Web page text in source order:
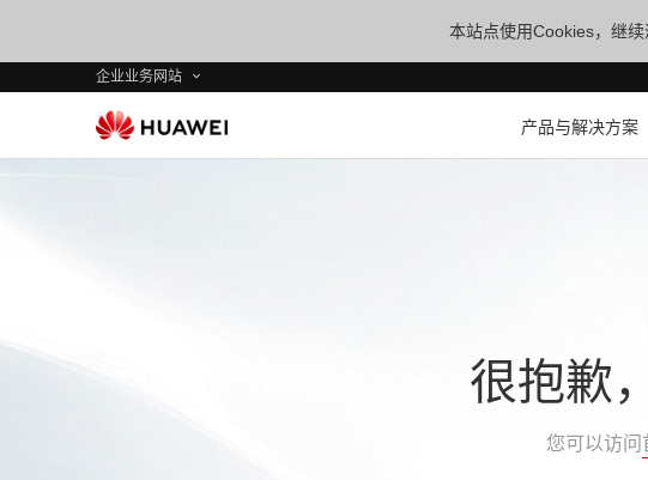
本站点使用Cookies，继
企业业务网站
产品与解决方案
很抱歉
您可以访问